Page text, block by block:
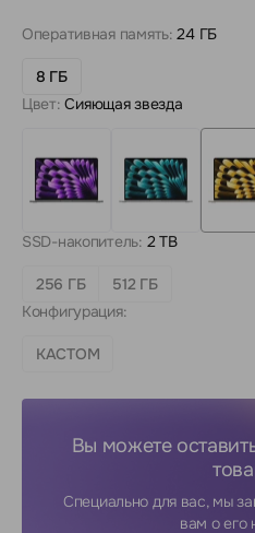
Оперативная память: 24 ГБ
8 ГБ
Цвет: Сияющая звезда
SSD-накопитель: 2 TB
256 ГБ
512 ГБ
Конфигурация:
КАСТОМ
Вы можете
Специально для вас, мы
вам о его